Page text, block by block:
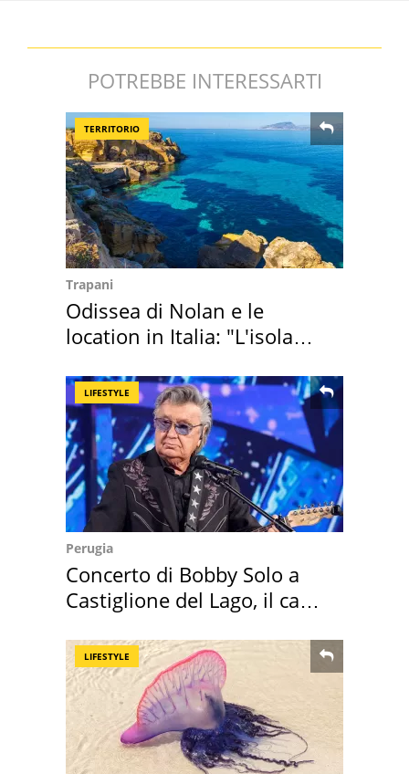
POTREBBE INTERESSARTI
TERRITORIO
Trapani
Odissea di Nolan e le
location in Italia: "L'isola
LIFESTYLE
Perugia
Concerto di Bobby Solo a
Castiglione del Lago, il caso
LIFESTYLE